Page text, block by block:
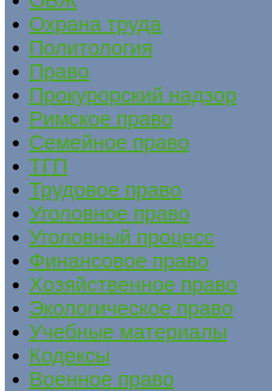
Охрана труда
Политология
Право
Прокурорский надзор
Римское право
Семейное право
ТГП
Трудовое право
Уголовное право
Уголовный процесс
Финансовое право
Хозяйственное право
Экологическое право
Учебные материалы
Кодексы
Военное право